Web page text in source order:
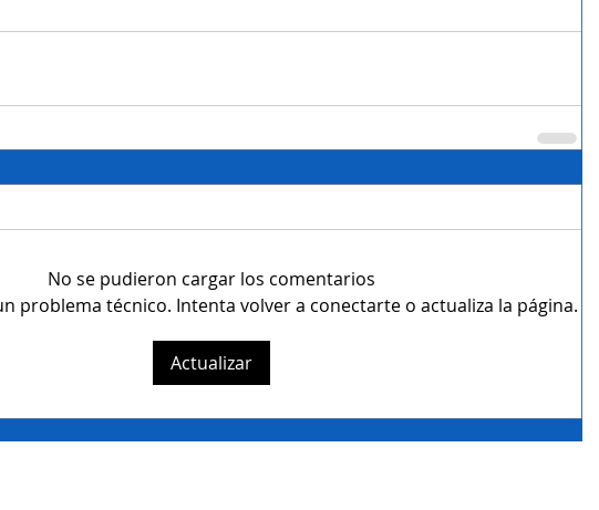
No se pudieron cargar los comentarios
problema técnico. Intenta volver a conectarte o actualiza la página.
Actualizar